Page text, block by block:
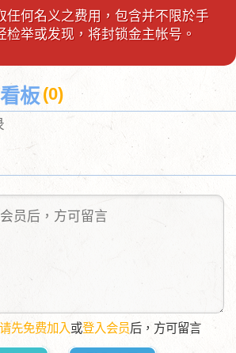
任何名义之费用，包含并不限於手
检举或发现，将封锁金主帐号。
板 (0)
请先免费加入或登入会员后，方可留言